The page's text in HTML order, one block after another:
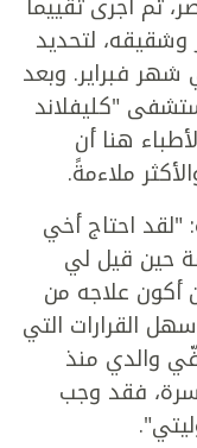
وشقيقه، لتحديد
فبراير. وبعد
"كليفلاند
هنا أن
ملاءمةً.
"لقد احتاج أخي
حين قيل لي
علاجه من
القرارات التي
والدي منذ
فقد وجب